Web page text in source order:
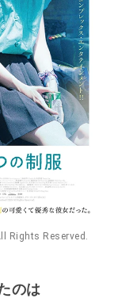
Rights Reserved.
のは